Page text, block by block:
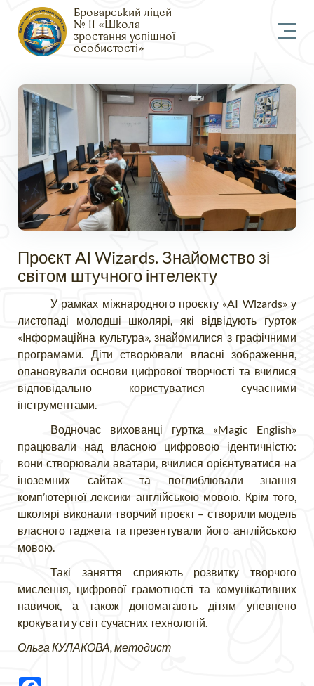
Броварський ліцей
№ 11 «Школа
зростання успішної
особистості»
Проєкт AI Wizards. Знайомство зі
світом штучного інтелекту
У рамках міжнародного проєкту «AI Wizards» у
листопаді молодші школярі, які відвідують гурток
«Інформаційна культура», знайомилися з графічними
програмами. Діти створювали власні зображення,
опановували основи цифрової творчості та вчилися
відповідально користуватися сучасними
інструментами.
Водночас вихованці гуртка «Magic English»
працювали над власною цифровою ідентичністю:
вони створювали аватари, вчилися орієнтуватися на
іноземних сайтах та поглиблювали знання
комп’ютерної лексики англійською мовою. Крім того,
школярі виконали творчий проєкт – створили модель
власного гаджета та презентували його англійською
мовою.
Такі заняття сприяють розвитку творчого
мислення, цифрової грамотності та комунікативних
навичок, а також допомагають дітям упевнено
крокувати у світ сучасних технологій.
Ольга КУЛАКОВА, методист